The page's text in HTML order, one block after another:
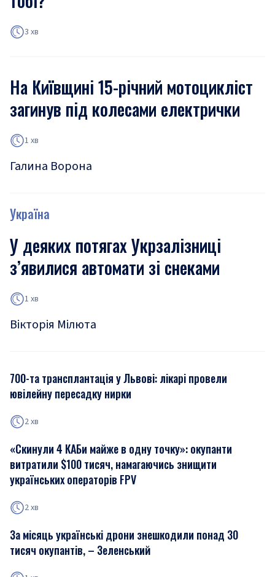
3 хв
На Київщині 15-річний мотоцикліст
загинув під колесами електрички
1 хв
Галина Ворона
Україна
У деяких потягах Укрзалізниці
з’явилися автомати зі снеками
1 хв
Вікторія Мілюта
700-та трансплантація у Львові: лікарі провели
ювілейну пересадку нирки
2 хв
«Скинули 4 КАБи майже в одну точку»: окупанти
витратили $100 тисяч, намагаючись знищити
українських операторів FPV
2 хв
За місяць українські дрони знешкодили понад 30
тисяч окупантів, – Зеленський